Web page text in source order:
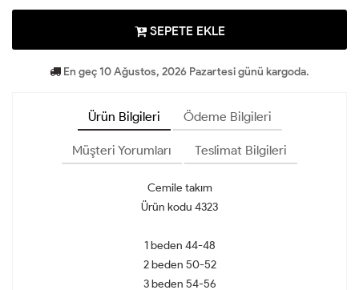
SEPETE EKLE
En geç 10 Ağustos, 2026 Pazartesi günü kargoda.
Ürün Bilgileri Ödeme Bilgileri
Müşteri Yorumları Teslimat Bilgileri
Cemile takım
Ürün kodu 4323
1 beden 44-48
2 beden 50-52
3 beden 54-56